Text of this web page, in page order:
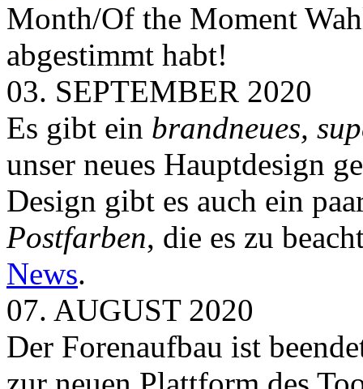
Month/Of the Moment
abgestimmt habt!
03. SEPTEMBER 2020
Es gibt ein brandneues,
unser neues Hauptdesign
Design gibt es auch ein
Postfarben, die es zu
News.
07. AUGUST 2020
Der Forenaufbau ist